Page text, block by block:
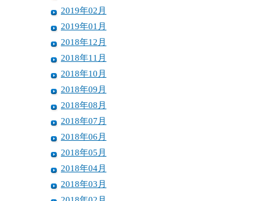
2019年02月
2019年01月
2018年12月
2018年11月
2018年10月
2018年09月
2018年08月
2018年07月
2018年06月
2018年05月
2018年04月
2018年03月